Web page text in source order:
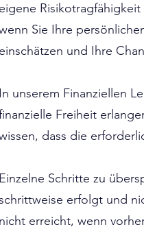
eigene
Sie Ihre
einschätzen und Ihre
In unserem Finanziellen
Freiheit
dass die
Einzelne Schritte zu
erfolgt und
nicht erreicht, wenn